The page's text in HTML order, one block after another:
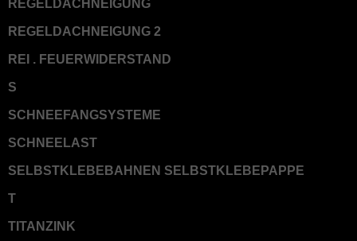
REGELDACHNEIGUNG
REGELDACHNEIGUNG 2
REI . FEUERWIDERSTAND
S
SCHNEEFANGSYSTEME
SCHNEELAST
SELBSTKLEBEBAHNEN SELBSTKLEBEPAPPE
T
TITANZINK